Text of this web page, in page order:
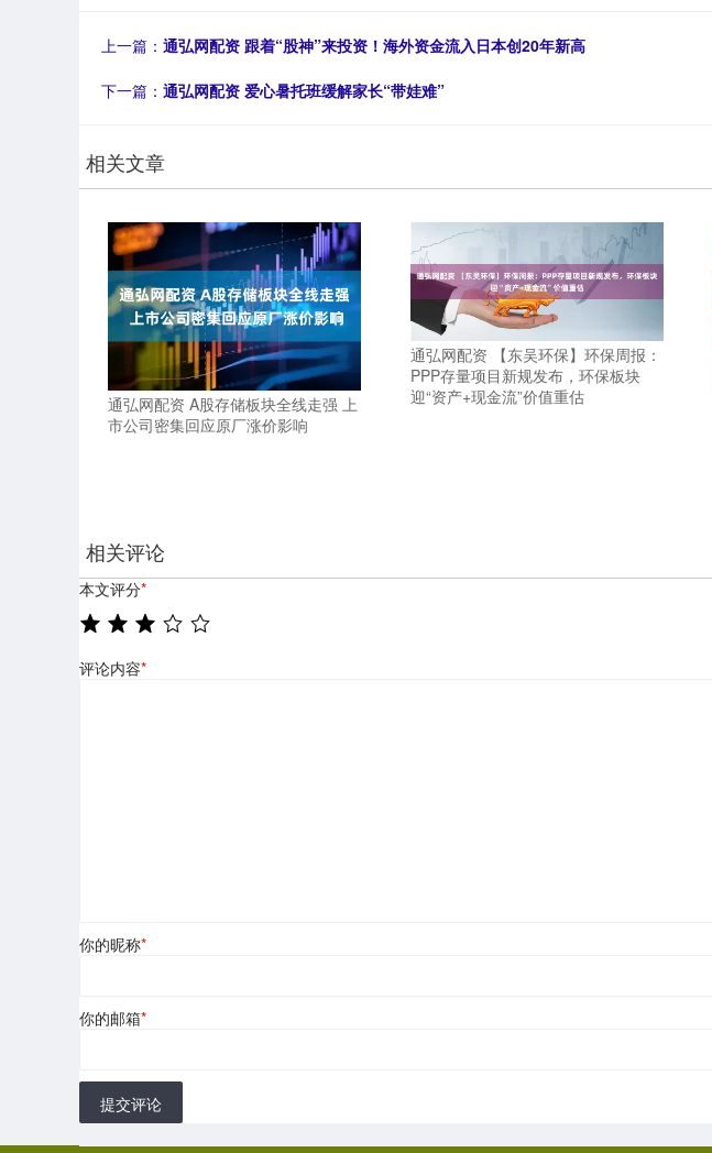
上一篇： 通弘网配资 跟着“股神”来投资！海外资金流入日本创20年新高
下一篇： 通弘网配资 爱心暑托班缓解家长“带娃难”
相关文章
通弘网配资 A股存储板块全线走强 上
市公司密集回应原厂涨价影响
通弘网配资 【东吴环保】环保周报：
PPP存量项目新规发布，环保板块
迎“资产+现金流”价值重估
相关评论
本文评分*
评论内容*
你的昵称*
你的邮箱*
提交评论